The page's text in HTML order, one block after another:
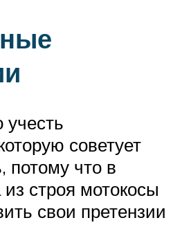
советует
потому что в
строя мотокосы
свои претензии